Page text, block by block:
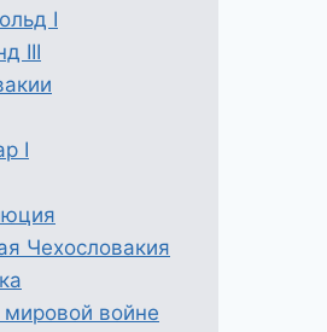
I
III
I
Чехословакия
войне